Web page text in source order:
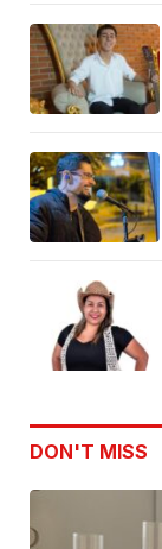
DON'T MISS